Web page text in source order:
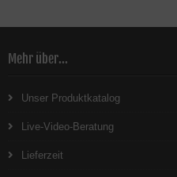
Mehr über...
Unser Produktkatalog
Live-Video-Beratung
Lieferzeit